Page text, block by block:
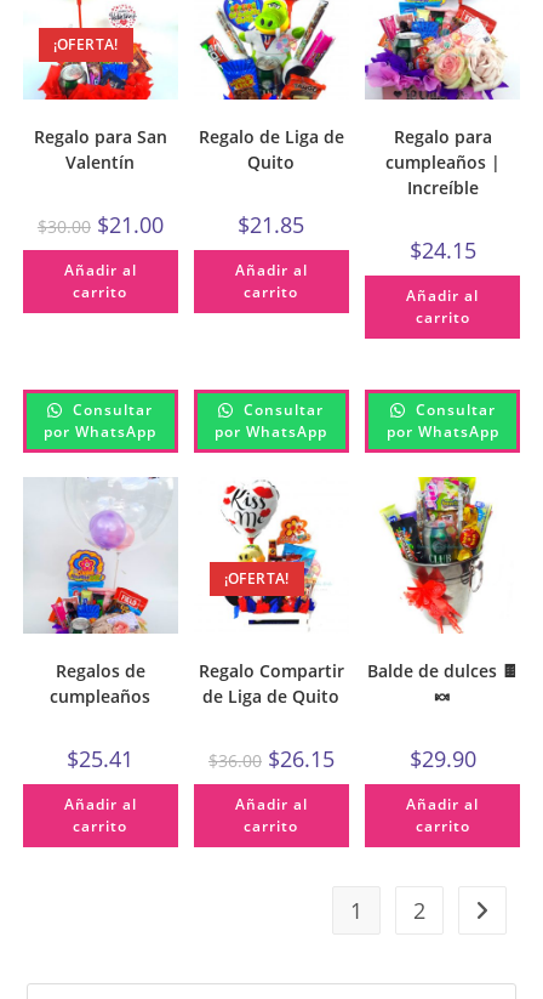
¡OFERTA!
Regalo para San
Valentín
$30.00 $21.00
Añadir al
carrito
Regalo de Liga de
Quito
$21.85
Añadir al
carrito
Regalo para
cumpleaños |
Increíble
$24.15
Añadir al
carrito
Consultar
por WhatsApp
Regalos de
cumpleaños
$25.41
Añadir al
carrito
Consultar
por WhatsApp
¡OFERTA!
Regalo Compartir
de Liga de Quito
$36.00 $26.15
Añadir al
carrito
Consultar
por WhatsApp
Balde de dulces 🍫
🍬
$29.90
Añadir al
carrito
1 2